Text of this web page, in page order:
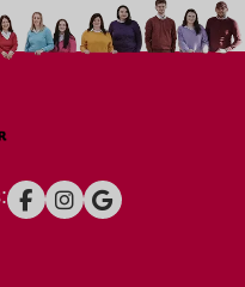
mit ein paar
sich auch